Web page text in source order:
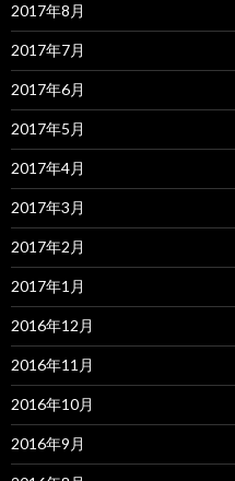
2017年8月
2017年7月
2017年6月
2017年5月
2017年4月
2017年3月
2017年2月
2017年1月
2016年12月
2016年11月
2016年10月
2016年9月